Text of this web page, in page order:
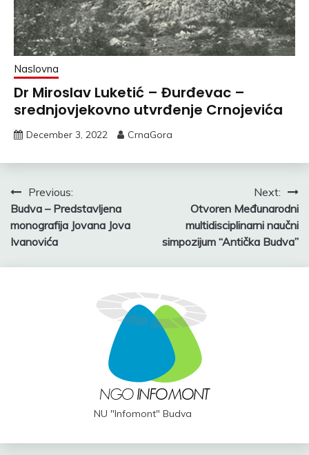
Naslovna
Dr Miroslav Luketić – Đurđevac –
srednjovjekovno utvrđenje Crnojevića
December 3, 2022 CrnaGora
Post
navigation
Previous:
Budva – Predstavljena
monografija Jovana Jova
Ivanovića
Next:
Otvoren Međunarodni
multidisciplinarni naučni
simpozijum “Antička Budva”
NU "Infomont" Budva